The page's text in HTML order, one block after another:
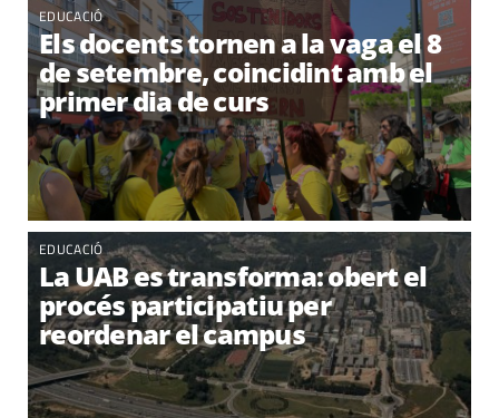
EDUCACIÓ
Els docents tornen a la vaga el 8
de setembre, coincidint amb el
primer dia de curs
EDUCACIÓ
La UAB es transforma: obert el
procés participatiu per
reordenar el campus